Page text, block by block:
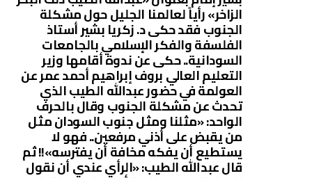
الزاخر» رأياً لعالمنا الجليل حول مشكلة
الجنوب فقد حكى د. زكريا بشير أستاذ
الفلسفة والفكر الإسلامي بالجامعات
السودانية.. حكى عن ندوة أقامها وزير
التعليم العالي بروف إبراهيم أحمد عمر عن
العولمة في حضور عبدالله الطيب الذي
تحدث عن مشكلة الجنوب وقال بالحرف
الواحد: «مثلنا ومثل جنوب السودان مثل
من يقبض على أذني مرفعين.. فهو لا
يستطيع أن يفكه مخافة أن يفترسه»!! ثم
قال عبدالله الطيب: «الرأي عندي أن نقول